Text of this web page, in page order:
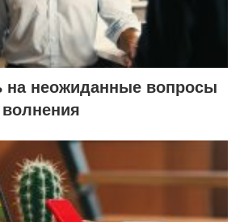
на неожиданные вопросы
волнения